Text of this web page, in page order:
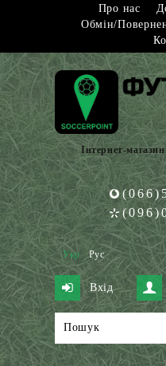
Про нас
Обмін/
Інтернет-
Укр Рус
Вхід